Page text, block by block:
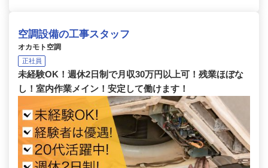
空調設備の工事スタッフ
オカモト空調
正社員
未経験OK！週休2日制で月収30万円以上可！残業ほぼな
し！室内作業メイン！安定して働けます！